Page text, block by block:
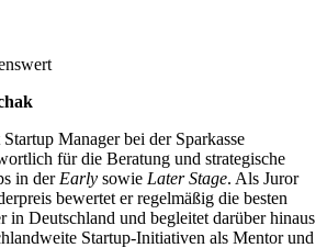
Manager bei der Sparkasse
für die Beratung und strategische
in der Early sowie Later Stage. Als Juror
bewertet er regelmäßig die besten
in Deutschland und begleitet darüber hinaus
Startup-Initiativen als Mentor und